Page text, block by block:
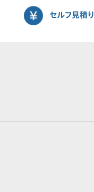
セルフ見積り